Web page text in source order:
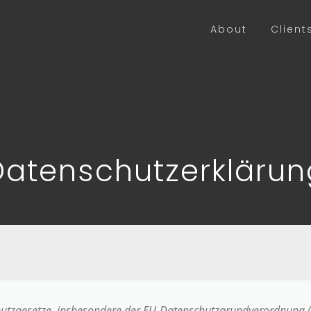
About Clients